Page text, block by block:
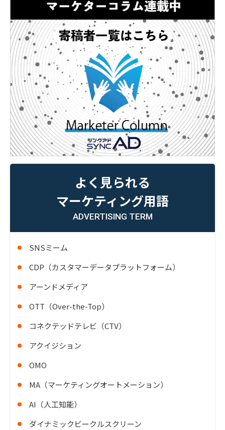
よく見られる
マーケティング用語
ADVERTISING TERM
SNSミーム
CDP（カスタマーデータプラットフォーム）
アーンドメディア
OTT（Over-the-Top）
コネクテッドテレビ（CTV）
アクイジション
OMO
MA（マーケティングオートメーション）
AI（人工知能）
ダイナミックビークルスクリーン